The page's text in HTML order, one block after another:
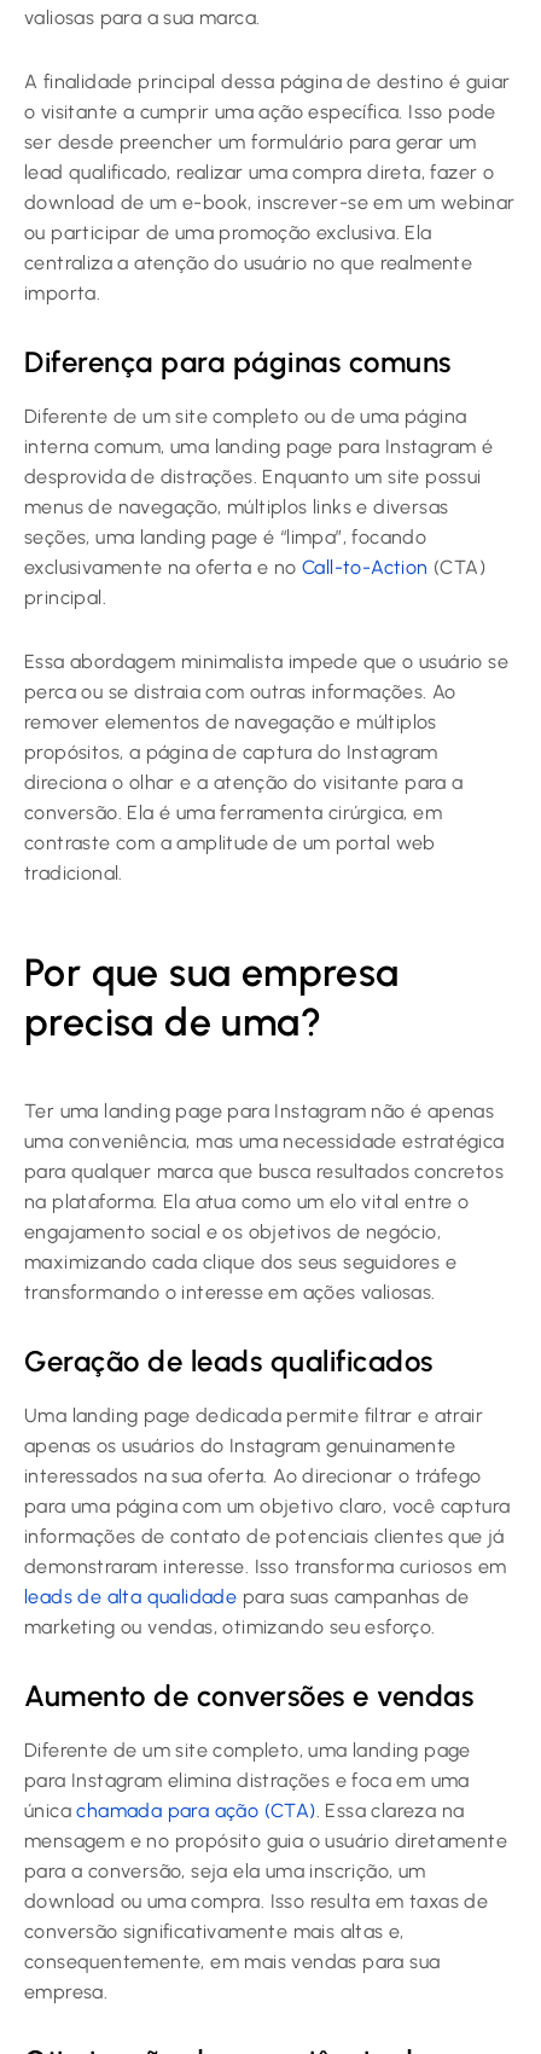
valiosas para a sua marca.
A finalidade principal dessa página de destino é guiar
o visitante a cumprir uma ação específica. Isso pode
ser desde preencher um formulário para gerar um
lead qualificado, realizar uma compra direta, fazer o
download de um e-book, inscrever-se em um webinar
ou participar de uma promoção exclusiva. Ela
centraliza a atenção do usuário no que realmente
importa.
Diferença para páginas comuns
Diferente de um site completo ou de uma página
interna comum, uma landing page para Instagram é
desprovida de distrações. Enquanto um site possui
menus de navegação, múltiplos links e diversas
seções, uma landing page é “limpa”, focando
exclusivamente na oferta e no Call-to-Action (CTA)
principal.
Essa abordagem minimalista impede que o usuário se
perca ou se distraia com outras informações. Ao
remover elementos de navegação e múltiplos
propósitos, a página de captura do Instagram
direciona o olhar e a atenção do visitante para a
conversão. Ela é uma ferramenta cirúrgica, em
contraste com a amplitude de um portal web
tradicional.
Por que sua empresa
precisa de uma?
Ter uma landing page para Instagram não é apenas
uma conveniência, mas uma necessidade estratégica
para qualquer marca que busca resultados concretos
na plataforma. Ela atua como um elo vital entre o
engajamento social e os objetivos de negócio,
maximizando cada clique dos seus seguidores e
transformando o interesse em ações valiosas.
Geração de leads qualificados
Uma landing page dedicada permite filtrar e atrair
apenas os usuários do Instagram genuinamente
interessados na sua oferta. Ao direcionar o tráfego
para uma página com um objetivo claro, você captura
informações de contato de potenciais clientes que já
demonstraram interesse. Isso transforma curiosos em
leads de alta qualidade para suas campanhas de
marketing ou vendas, otimizando seu esforço.
Aumento de conversões e vendas
Diferente de um site completo, uma landing page
para Instagram elimina distrações e foca em uma
únicachamada para ação (CTA) . Essa clareza na
mensagem e no propósito guia o usuário diretamente
para a conversão, seja ela uma inscrição, um
download ou uma compra. Isso resulta em taxas de
conversão significativamente mais altas e,
consequentemente, em mais vendas para sua
empresa.